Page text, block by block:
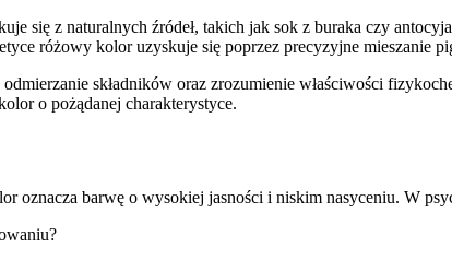
się z naturalnych źródeł, takich jak sok z buraka czy
różowy kolor uzyskuje się poprzez precyzyjne mieszanie
składników oraz zrozumienie właściwości
o pożądanej charakterystyce.
oznacza barwę o wysokiej jasności i niskim nasyceniu. W